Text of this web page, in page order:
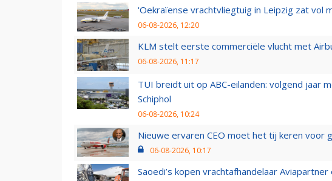
'Oekraïense vrachtvliegtuig in Leipzig zat vol
06-08-2026, 12:20
KLM stelt eerste commerciële vlucht met
06-08-2026, 11:17
TUI breidt uit op ABC-eilanden: volgend jaar
Schiphol
06-08-2026, 10:24
Nieuwe ervaren CEO moet het tij keren voor
06-08-2026, 10:17
Saoedi’s kopen vrachtafhandelaar